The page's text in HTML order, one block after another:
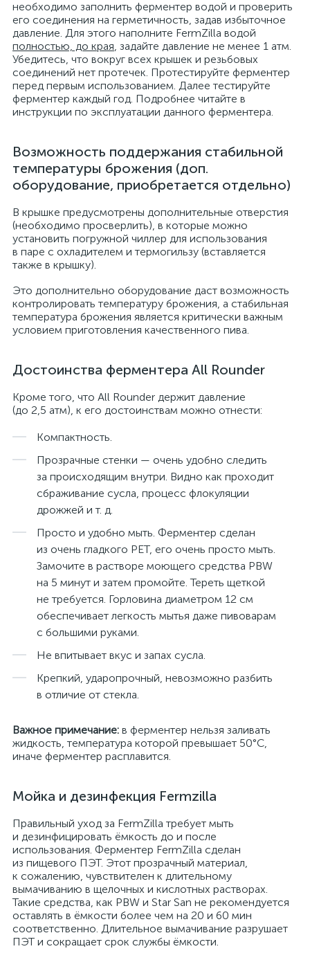
необходимо заполнить ферментер водой и проверить
его соединения на герметичность, задав избыточное
давление. Для этого наполните FermZilla водой
полностью, до края, задайте давление не менее 1 атм.
Убедитесь, что вокруг всех крышек и резьбовых
соединений нет протечек. Протестируйте ферментер
перед первым использованием. Далее тестируйте
ферментер каждый год. Подробнее читайте в
инструкции по эксплуатации данного ферментера.
Возможность поддержания стабильной
температуры брожения (доп.
оборудование, приобретается отдельно)
В крышке предусмотрены дополнительные отверстия
(необходимо просверлить), в которые можно
установить погружной чиллер для использования
в паре с охладителем и термогильзу (вставляется
также в крышку).
Это дополнительно оборудование даст возможность
контролировать температуру брожения, а стабильная
температура брожения является критически важным
условием приготовления качественного пива.
Достоинства ферментера All Rounder
Кроме того, что All Rounder держит давление
(до 2,5 атм), к его достоинствам можно отнести:
Компактность.
Прозрачные стенки — очень удобно следить
за происходящим внутри. Видно как проходит
сбраживание сусла, процесс флокуляции
дрожжей и т. д.
Просто и удобно мыть. Ферментер сделан
из очень гладкого PET, его очень просто мыть.
Замочите в растворе моющего средства PBW
на 5 минут и затем промойте. Тереть щеткой
не требуется. Горловина диаметром 12 см
обеспечивает легкость мытья даже пивоварам
с большими руками.
Не впитывает вкус и запах сусла.
Крепкий, ударопрочный, невозможно разбить
в отличие от стекла.
Важное примечание: в ферментер нельзя заливать
жидкость, температура которой превышает 50°С,
иначе ферментер расплавится.
Мойка и дезинфекция Fermzilla
Правильный уход за FermZilla требует мыть
и дезинфицировать ёмкость до и после
использования. Ферментер FermZilla сделан
из пищевого ПЭТ. Этот прозрачный материал,
к сожалению, чувствителен к длительному
вымачиванию в щелочных и кислотных растворах.
Такие средства, как PBW и Star San не рекомендуется
оставлять в ёмкости более чем на 20 и 60 мин
соответственно. Длительное вымачивание разрушает
ПЭТ и сокращает срок службы ёмкости.